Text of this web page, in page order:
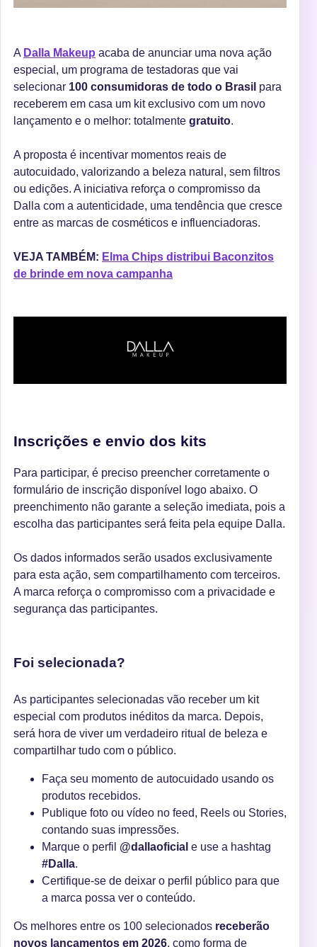
A Dalla Makeup acaba de anunciar uma nova ação
especial, um programa de testadoras que vai
selecionar 100 consumidoras de todo o Brasil para
receberem em casa um kit exclusivo com um novo
lançamento e o melhor: totalmente gratuito.
A proposta é incentivar momentos reais de
autocuidado, valorizando a beleza natural, sem filtros
ou edições. A iniciativa reforça o compromisso da
Dalla com a autenticidade, uma tendência que cresce
entre as marcas de cosméticos e influenciadoras.
VEJA TAMBÉM: Elma Chips distribui Baconzitos
de brinde em nova campanha
Inscrições e envio dos kits
Para participar, é preciso preencher corretamente o
formulário de inscrição disponível logo abaixo. O
preenchimento não garante a seleção imediata, pois a
escolha das participantes será feita pela equipe Dalla.
Os dados informados serão usados exclusivamente
para esta ação, sem compartilhamento com terceiros.
A marca reforça o compromisso com a privacidade e
segurança das participantes.
Foi selecionada?
As participantes selecionadas vão receber um kit
especial com produtos inéditos da marca. Depois,
será hora de viver um verdadeiro ritual de beleza e
compartilhar tudo com o público.
Faça seu momento de autocuidado usando os
produtos recebidos.
Publique foto ou vídeo no feed, Reels ou Stories,
contando suas impressões.
Marque o perfil @dallaoficial e use a hashtag
#Dalla.
Certifique-se de deixar o perfil público para que
a marca possa ver o conteúdo.
Os melhores entre os 100 selecionados receberão
novos lançamentos em 2026, como forma de